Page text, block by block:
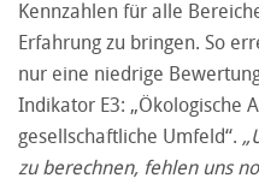
Kennzahlen für alle
Erfahrung zu bringen. So
nur eine niedrige
Indikator E3: „Ökologische
gesellschaftliche Umfeld“.
zu berechnen, fehlen uns